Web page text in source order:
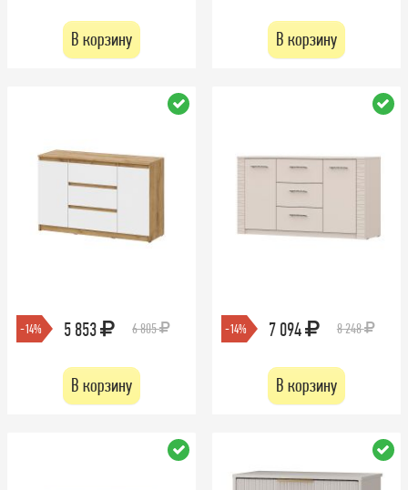
В корзину В корзину
-14% 5 853 6 805
В корзину
-14% 7 094 8 248
В корзину